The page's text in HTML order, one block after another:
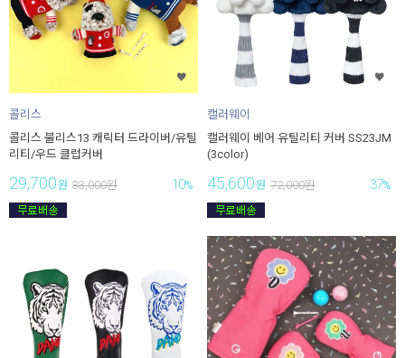
콜리스
콜리스 불리스13 캐릭터 드라이버/유틸
리티/우드 클럽커버
29,700원 33,000원 10%
캘러웨이
캘러웨이 베어 유틸리티 커버 SS23JM
(3color)
45,600원 72,000원 37%